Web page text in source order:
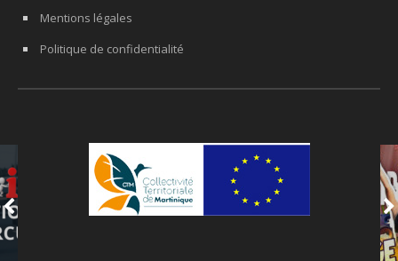
Mentions légales
Politique de confidentialité